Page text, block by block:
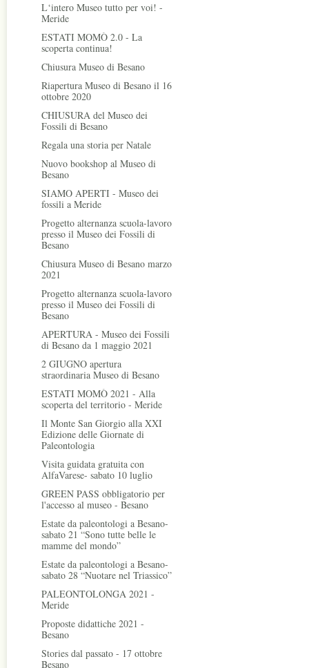
L‘intero Museo tutto per voi! -
Meride
ESTATI MOMÒ 2.0 - La
scoperta continua!
Chiusura Museo di Besano
Riapertura Museo di Besano il 16
ottobre 2020
CHIUSURA del Museo dei
Fossili di Besano
Regala una storia per Natale
Nuovo bookshop al Museo di
Besano
SIAMO APERTI - Museo dei
fossili a Meride
Progetto alternanza scuola-lavoro
presso il Museo dei Fossili di
Besano
Chiusura Museo di Besano marzo
2021
Progetto alternanza scuola-lavoro
presso il Museo dei Fossili di
Besano
APERTURA - Museo dei Fossili
di Besano da 1 maggio 2021
2 GIUGNO apertura
straordinaria Museo di Besano
ESTATI MOMÒ 2021 - Alla
scoperta del territorio - Meride
Il Monte San Giorgio alla XXI
Edizione delle Giornate di
Paleontologia
Visita guidata gratuita con
AlfaVarese- sabato 10 luglio
GREEN PASS obbligatorio per
l'accesso al museo - Besano
Estate da paleontologi a Besano-
sabato 21 “Sono tutte belle le
mamme del mondo”
Estate da paleontologi a Besano-
sabato 28 “Nuotare nel Triassico”
PALEONTOLONGA 2021 -
Meride
Proposte didattiche 2021 -
Besano
Stories dal passato - 17 ottobre
Besano